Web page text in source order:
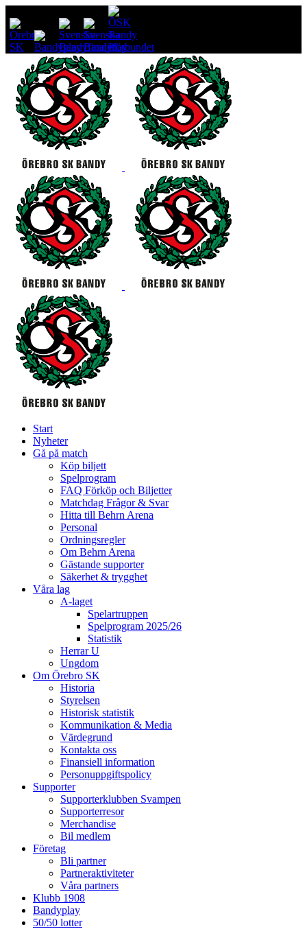
Start
Nyheter
Gå på match
Köp biljett
Spelprogram
FAQ Förköp och Biljetter
Matchdag Frågor & Svar
Hitta till Behrn Arena
Personal
Ordningsregler
Om Behrn Arena
Gästande supporter
Säkerhet & trygghet
Våra lag
A-laget
Spelartruppen
Spelprogram 2025/26
Statistik
Herrar U
Ungdom
Om Örebro SK
Historia
Styrelsen
Historisk statistik
Kommunikation & Media
Värdegrund
Kontakta oss
Finansiell information
Personuppgiftspolicy
Supporter
Supporterklubben Svampen
Supporterresor
Merchandise
Bil medlem
Företag
Bli partner
Partneraktiviteter
Våra partners
Klubb 1908
Bandyplay
50/50 lotter